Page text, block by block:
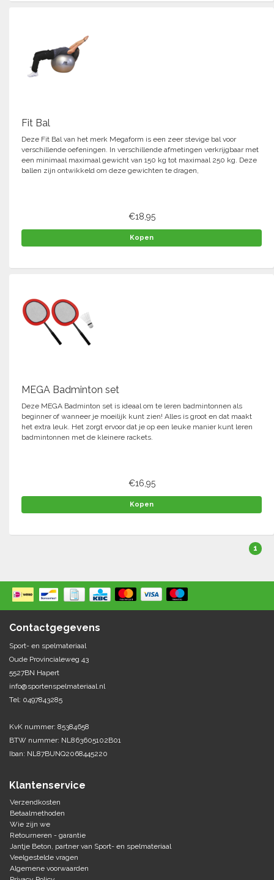
Fit Bal
Deze Fit Bal van het merk Megaform is een zeer stevige bal voor
verschillende oefeningen. In verschillende afmetingen verkrijgbaar met
een minimaal maximaal gewicht van 150 kg tot maximaal 250 kg. Deze
ballen zijn ontwikkeld om deze gewichten te dragen,
€18,95
Kopen
MEGA Badminton set
Deze MEGA Badminton set is ideaal om te leren badmintonnen als
beginner of wanneer je moeilijk kunt zien! Alles is groot en dat maakt
het extra leuk. Het zorgt ervoor dat je op een leuke manier kunt leren
badmintonnen met de kleinere rackets.
€16,95
Kopen
1
Contactgegevens
Sport- en spelmateriaal
Oude Provincialeweg 43
5527BN Hapert
info@sportenspelmateriaal.nl
Tel: 0497843285
KvK nummer: 85384658
BTW nummer: NL863605102B01
Iban: NL87BUNQ2068445220
Klantenservice
Verzendkosten
Betaalmethoden
Wie zijn we
Retourneren - garantie
Jantje Beton, partner van Sport- en spelmateriaal
Veelgestelde vragen
Algemene voorwaarden